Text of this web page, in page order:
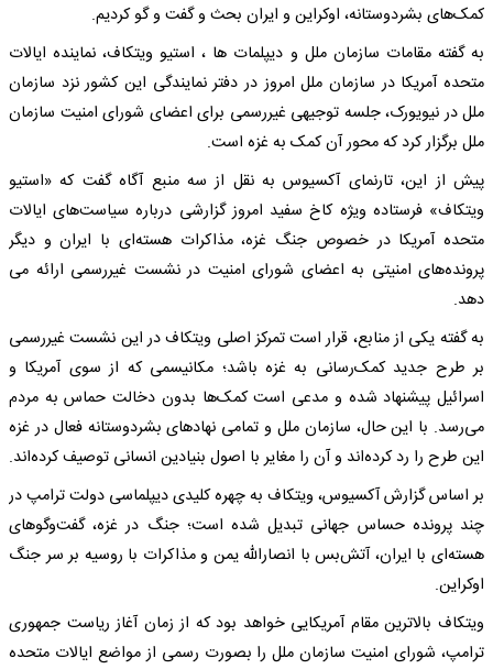
کمک‌های بشردوستانه، اوکراین و ایران بحث و گفت و گو کردیم.
به گفته مقامات سازمان ملل و دیپلمات ها ، استیو ویتکاف، نماینده ایالات
متحده آمریکا در سازمان ملل امروز در دفتر نمایندگی این کشور نزد سازمان
ملل در نیویورک، جلسه توجیهی غیررسمی برای اعضای شورای امنیت سازمان
ملل برگزار کرد که محور آن کمک به غزه است.
پیش از این، تارنمای آکسیوس به نقل از سه منبع آگاه گفت که «استیو
ویتکاف» فرستاده ویژه کاخ سفید امروز گزارشی درباره سیاست‌های ایالات
متحده آمریکا در خصوص جنگ غزه، مذاکرات هسته‌ای با ایران و دیگر
پرونده‌های امنیتی به اعضای شورای امنیت در نشست غیررسمی ارائه می
دهد.
به گفته یکی از منابع، قرار است تمرکز اصلی ویتکاف در این نشست غیررسمی
بر طرح جدید کمک‌رسانی به غزه باشد؛ مکانیسمی که از سوی آمریکا و
اسرائیل پیشنهاد شده و مدعی است کمک‌ها بدون دخالت حماس به مردم
می‌رسد. با این حال، سازمان ملل و تمامی نهادهای بشردوستانه فعال در غزه
این طرح را رد کرده‌اند و آن را مغایر با اصول بنیادین انسانی توصیف کرده‌اند.
بر اساس گزارش آکسیوس، ویتکاف به چهره کلیدی دیپلماسی دولت ترامپ در
چند پرونده حساس جهانی تبدیل شده است؛ جنگ در غزه، گفت‌وگوهای
هسته‌ای با ایران، آتش‌بس با انصارالله یمن و مذاکرات با روسیه بر سر جنگ
اوکراین.
ویتکاف بالاترین مقام آمریکایی خواهد بود که از زمان آغاز ریاست‌ جمهوری
ترامپ، شورای امنیت سازمان ملل را بصورت رسمی از مواضع ایالات متحده